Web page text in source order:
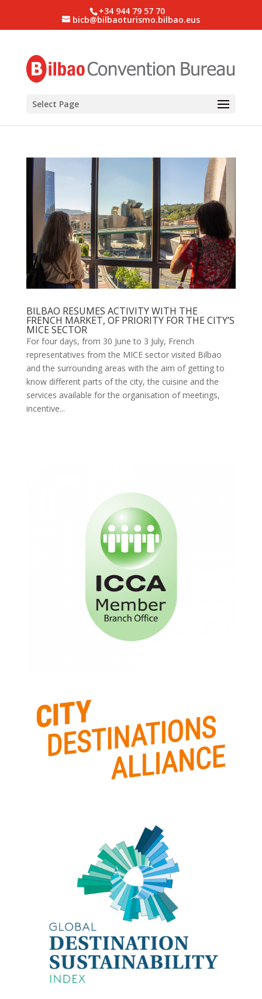
+34 944 79 57 70
bicb@bilbaoturismo.bilbao.eus
Select Page
BILBAO RESUMES ACTIVITY WITH THE
FRENCH MARKET, OF PRIORITY FOR THE CITY’S
MICE SECTOR
For four days, from 30 June to 3 July, French
representatives from the MICE sector visited Bilbao
and the surrounding areas with the aim of getting to
know different parts of the city, the cuisine and the
services available for the organisation of meetings,
incentive...